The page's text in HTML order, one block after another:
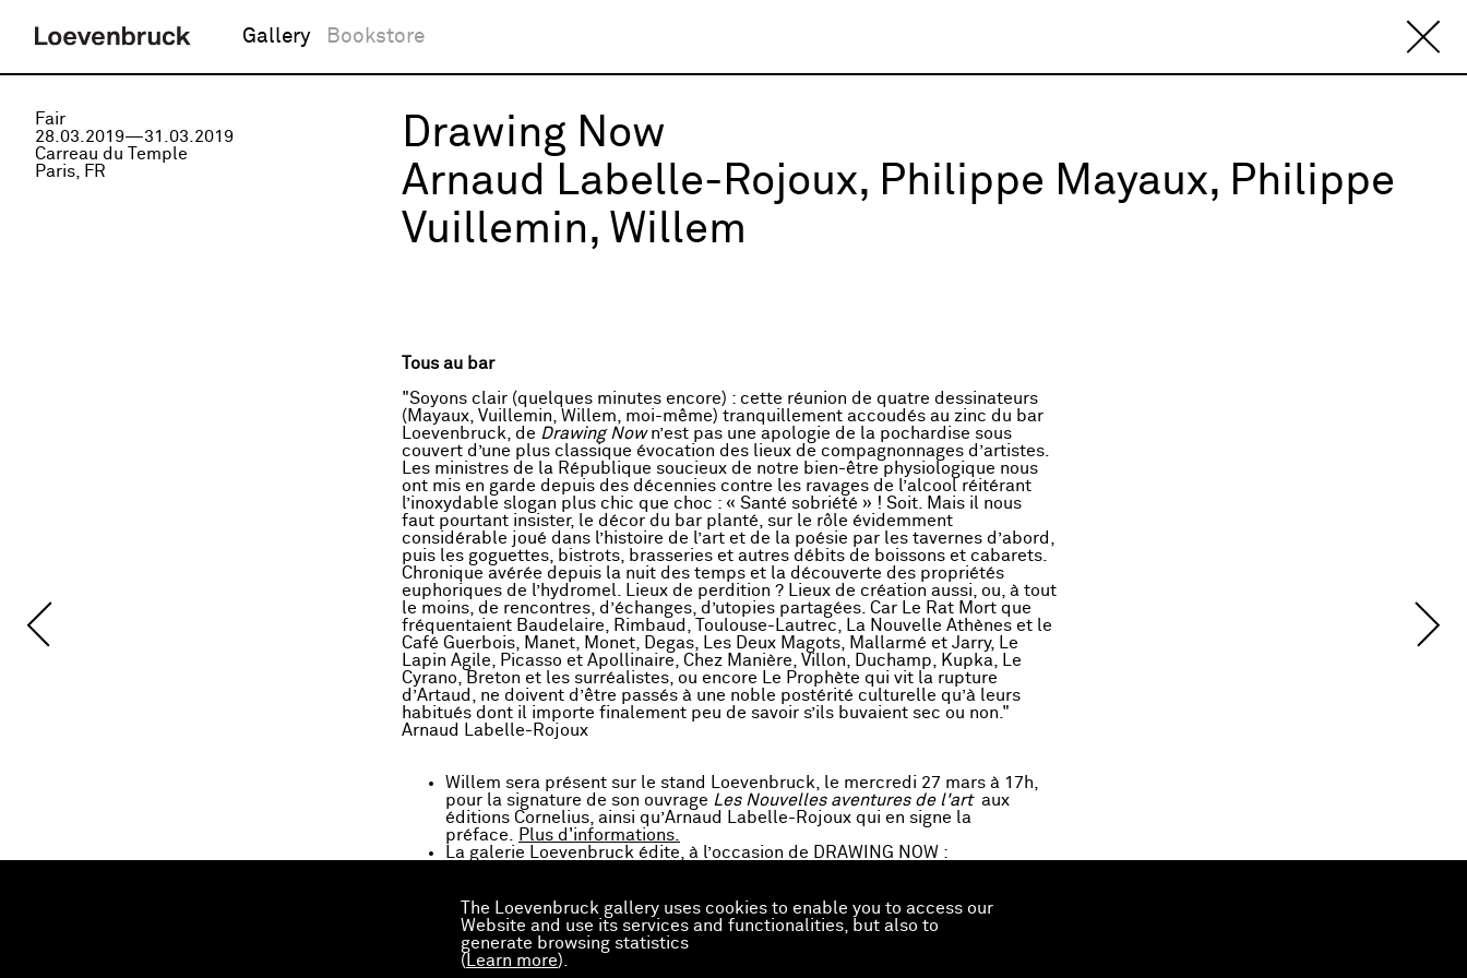
The Loevenbruck gallery uses cookies to enable you to access our
Website and use its services and functionalities, but also to
generate browsing statistics
( Learn more).
Gallery Bookstore
Fair
28.03.2019—31.03.2019
Carreau du Temple
Paris, FR
Drawing Now
Arnaud Labelle-Rojoux, Philippe Mayaux, Philippe
Vuillemin, Willem
Tous au bar
"Soyons clair (quelques minutes encore) : cette réunion de quatre dessinateurs
(Mayaux, Vuillemin, Willem, moi-même) tranquillement accoudés au zinc du bar
Loevenbruck, de Drawing Nown’est pas une apologie de la pochardise sous
couvert d’une plus classique évocation des lieux de compagnonnages d’artistes.
Les ministres de la République soucieux de notre bien-être physiologique nous
ont mis en garde depuis des décennies contre les ravages de l’alcool réitérant
l’inoxydable slogan plus chic que choc : « Santé sobriété » ! Soit. Mais il nous
faut pourtant insister, le décor du bar planté, sur le rôle évidemment
considérable joué dans l’histoire de l’art et de la poésie par les tavernes d’abord,
puis les goguettes, bistrots, brasseries et autres débits de boissons et cabarets.
Chronique avérée depuis la nuit des temps et la découverte des propriétés
euphoriques de l’hydromel. Lieux de perdition ? Lieux de création aussi, ou, à tout
le moins, de rencontres, d’échanges, d’utopies partagées. Car Le Rat Mort que
fréquentaient Baudelaire, Rimbaud, Toulouse-Lautrec, La Nouvelle Athènes et le
Café Guerbois, Manet, Monet, Degas, Les Deux Magots, Mallarmé et Jarry, Le
Lapin Agile, Picasso et Apollinaire, Chez Manière, Villon, Duchamp, Kupka, Le
Cyrano, Breton et les surréalistes, ou encore Le Prophète qui vit la rupture
d’Artaud, ne doivent d’être passés à une noble postérité culturelle qu’à leurs
habitués dont il importe finalement peu de savoir s’ils buvaient sec ou non."
Arnaud Labelle-Rojoux
Willem sera présent sur le stand Loevenbruck, le mercredi 27 mars à 17h,
pour la signature de son ouvrage Les Nouvelles aventures de l'artaux
éditions Cornelius, ainsi qu’Arnaud Labelle-Rojoux qui en signe la
préface.
Plus d'informations.
La galerie Loevenbruck édite, à l’occasion de DRAWING NOW :
exposés.